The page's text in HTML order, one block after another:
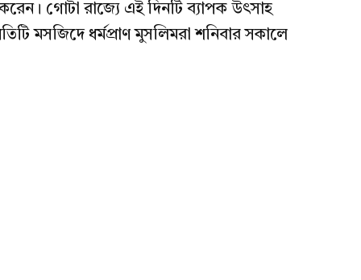
গোটা রাজ্যে এই দিনটি ব্যাপক উৎসাহ
মসজিদে ধর্মপ্রাণ মুসলিমরা শনিবার সকালে